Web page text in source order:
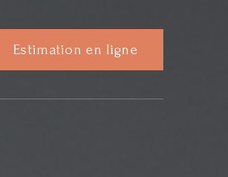
Estimation en ligne